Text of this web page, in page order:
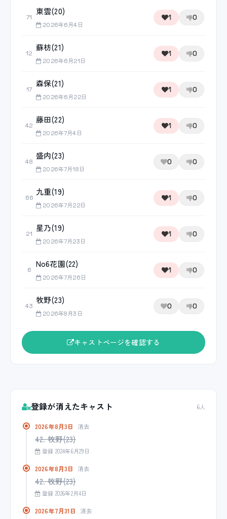
71
東雲(20)
2026年6月4日
1 0
12
蘇枋(21)
2026年6月21日
1 0
17
森保(21)
2026年6月22日
1 0
42
藤田(22)
2026年7月4日
1 0
48
盛内(23)
2026年7月18日
0 0
66
九重(19)
2026年7月22日
1 0
21
星乃(19)
2026年7月23日
1 0
6
No6花園(22)
2026年7月26日
1 0
43
牧野(23)
2026年8月3日
0 0
キャストページを確認する
登録が消えたキャスト 6人
2026年8月3日 消去
42. 牧野(23)
登録 2024年6月29日
2026年8月3日 消去
42. 牧野(23)
登録 2026年2月4日
2026年7月31日 消去